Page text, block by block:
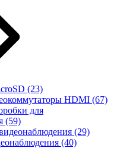
(23)
HDMI (67)
для
(59)
(29)
(40)